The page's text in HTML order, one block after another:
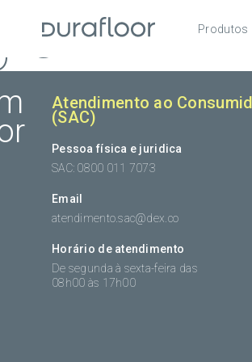
Produtos
Atendimento ao
(SAC)
Pessoa física e juridica
SAC: 0800 011 7073
Email
atendimento.sac@dex.co
Horário de atendimento
De segunda à sexta-feira das
08h00 às 17h00